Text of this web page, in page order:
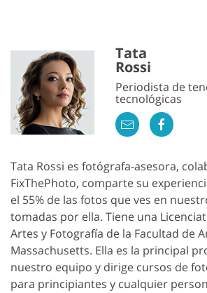
Tata
Rossi
Periodista de
tecnológicas
Tata Rossi es fotógrafa-asesora,
FixThePhoto, comparte su
el 55% de las fotos que ves en
tomadas por ella. Tiene una
Artes y Fotografía de la Facultad de
Massachusetts. Ella es la principal
nuestro equipo y dirige cursos de
para principiantes y cualquier